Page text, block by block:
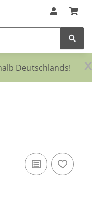
x
Deutschlands!